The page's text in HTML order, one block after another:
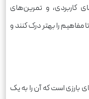
کاربردی، و تمرین‌های
را بهتر درک کنند و
بارزی است که آن را به یک